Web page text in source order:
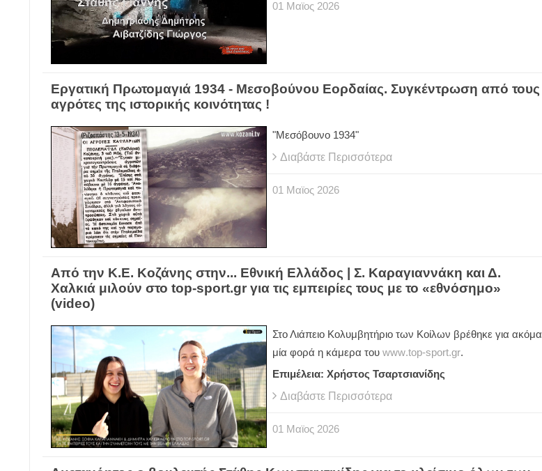
01 Μαϊος 2026
Εργατική Πρωτομαγιά 1934 - Μεσοβούνου Εορδαίας. Συγκέντρωση από τους
αγρότες της ιστορικής κοινότητας !
"Μεσόβουνο 1934"
Διαβάστε Περισσότερα
01 Μαϊος 2026
Από την Κ.Ε. Κοζάνης στην... Εθνική Ελλάδος | Σ. Καραγιαννάκη και Δ.
Χαλκιά μιλούν στο top-sport.gr για τις εμπειρίες τους με το «εθνόσημο»
(video)
Στο Λιάπειο Κολυμβητήριο των Κοίλων βρέθηκε για ακόμα
μία φορά η κάμερα του www.top-sport.gr.
Επιμέλεια: Χρήστος Τσαρτσιανίδης
Διαβάστε Περισσότερα
01 Μαϊος 2026